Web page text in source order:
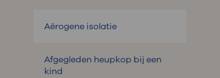
Aërogene isolatie
Afgegleden heupkop bij een
kind